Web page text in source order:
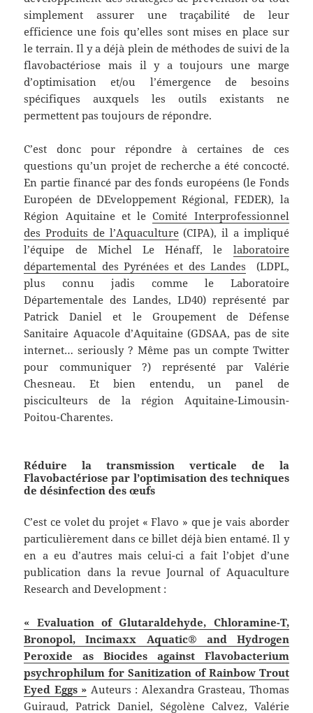
simplement assurer une traçabilité de leur
efficience une fois qu’elles sont mises en place sur
le terrain. Il y a déjà plein de méthodes de suivi de la
flavobactériose mais il y a toujours une marge
d’optimisation et/ou l’émergence de besoins
spécifiques auxquels les outils existants ne
permettent pas toujours de répondre.
C’est donc pour répondre à certaines de ces
questions qu’un projet de recherche a été concocté.
En partie financé par des fonds européens (le Fonds
Européen de DEveloppement Régional, FEDER), la
Région Aquitaine et leComité Interprofessionnel
des Produits de l’Aquaculture(CIPA), il a impliqué
l’équipe de Michel Le Hénaff, le laboratoire
départemental des Pyrénées et des Landes (LDPL,
plus connu jadis comme le Laboratoire
Départementale des Landes, LD40) représenté par
Patrick Daniel et le Groupement de Défense
Sanitaire Aquacole d’Aquitaine (GDSAA, pas de site
internet… seriously ? Même pas un compte Twitter
pour communiquer ?) représenté par Valérie
Chesneau. Et bien entendu, un panel de
pisciculteurs de la région Aquitaine-Limousin-
Poitou-Charentes.
Réduire la transmission verticale de la
Flavobactériose par l’optimisation des techniques
de désinfection des œufs
C’est ce volet du projet « Flavo » que je vais aborder
particulièrement dans ce billet déjà bien entamé. Il y
en a eu d’autres mais celui-ci a fait l’objet d’une
publication dans la revue Journal of Aquaculture
Research and Development :
« Evaluation of Glutaraldehyde, Chloramine-T,
Bronopol, Incimaxx Aquatic® and Hydrogen
Peroxide as Biocides against Flavobacterium
psychrophilum for Sanitization of Rainbow Trout
Eyed Eggs » Auteurs : Alexandra Grasteau, Thomas
Guiraud, Patrick Daniel, Ségolène Calvez, Valérie